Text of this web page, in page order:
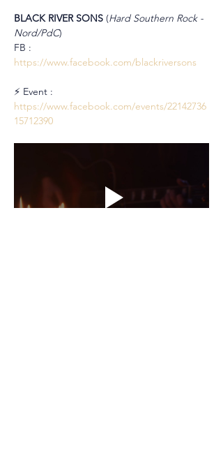
BLACK RIVER SONS (Hard Southern Rock -
Nord/PdC)
FB :
https://www.facebook.com/blackriversons
⚡ Event :
https://www.facebook.com/events/22142736
15712390